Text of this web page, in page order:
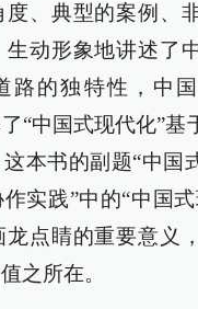
、典型的案例、
生动形象地讲述了
路的独特性，中
“中国式现代化”基
本书的副题“中国
实践”中的“中国
点睛的重要意义
之所在。